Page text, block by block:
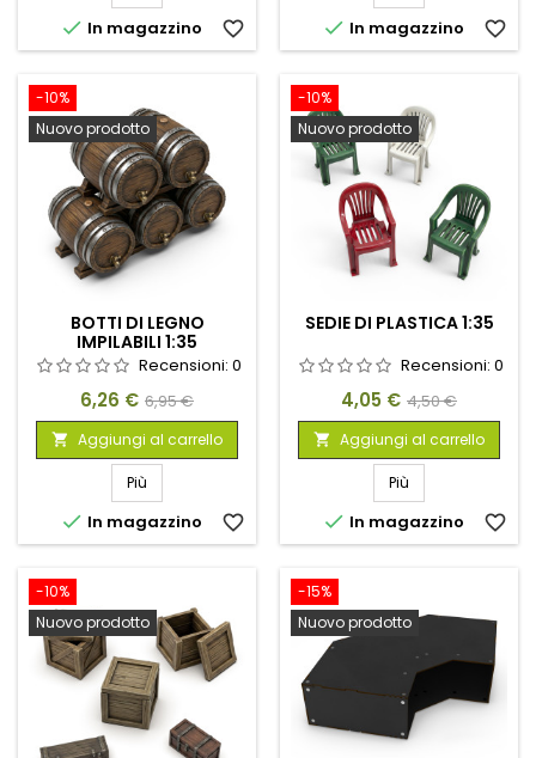
 In magazzino favorite_border  In magazzino favorite_border
-10%
Nuovo prodotto
BOTTI DI LEGNO
IMPILABILI 1:35
Recensioni: 0
Prezzo
6,26 € Prezzo
base
6,95 €
 Aggiungi al carrello
Più
 In magazzino favorite_border
-10%
Nuovo prodotto
SEDIE DI PLASTICA 1:35
Recensioni: 0
Prezzo
4,05 € Prezzo
base
4,50 €
 Aggiungi al carrello
Più
 In magazzino favorite_border
-10%
Nuovo prodotto
-15%
Nuovo prodotto